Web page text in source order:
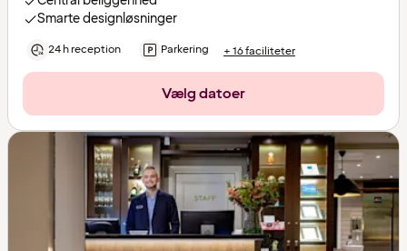
Smarte designløsninger
24 h reception Parkering + 16 faciliteter
Vælg datoer